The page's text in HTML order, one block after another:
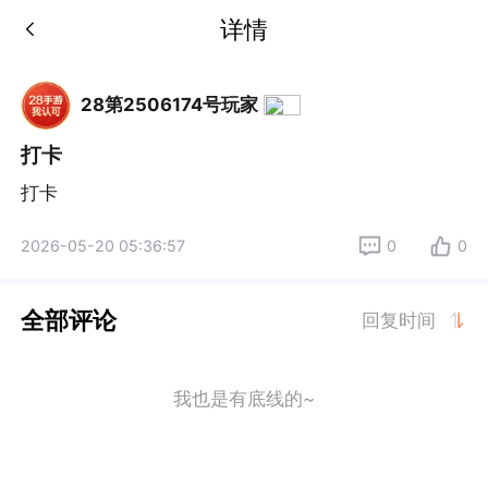
详情
28第2506174号玩家
打卡
打卡
2026-05-20 05:36:57 0 0
全部评论 回复时间
我也是有底线的~